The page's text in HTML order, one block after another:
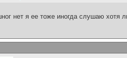
нет я ее тоже иногда слушаю